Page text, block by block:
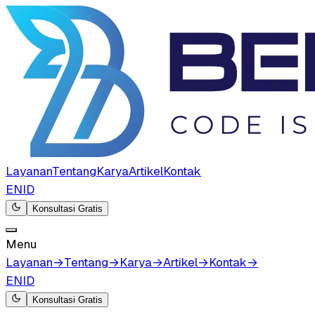
LayananTentangKaryaArtikelKontak
ENID
Konsultasi Gratis
Menu
Layanan→Tentang→Karya→Artikel→Kontak→
ENID
Konsultasi Gratis